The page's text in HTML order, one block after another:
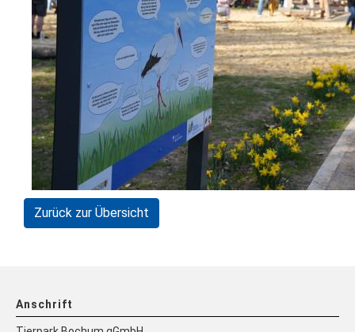
Zurück zur Übersicht
Anschrift